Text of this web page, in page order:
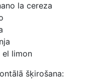
la cereza
el limon
šķirošana: